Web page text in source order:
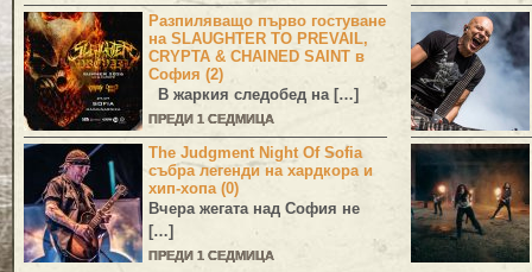
Разпиляващо първо гостуване
на SLAUGHTER TO PREVAIL,
CRYPTA & CHAINED SAINT в
София (2)
В жаркия следобед на […]
ПРЕДИ 1 СЕДМИЦА
The Judgment Night Of Sofia
събра легенди на хардкора и
хип-хопа (0)
Вчера жегата над София не
[…]
ПРЕДИ 1 СЕДМИЦА